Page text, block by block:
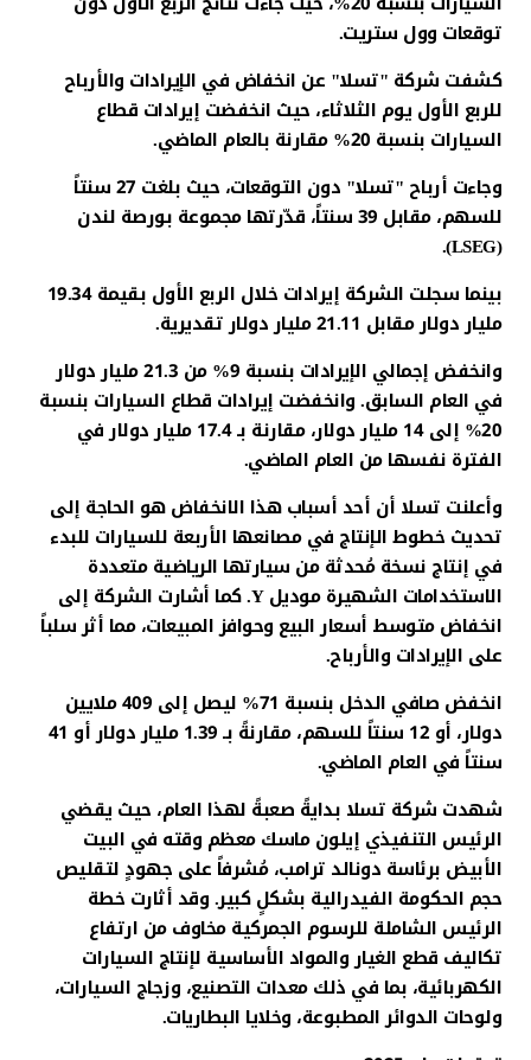
توقعات وول ستريت.
كشفت شركة "تسلا" عن انخفاض في الإيرادات والأرباح
للربع الأول يوم الثلاثاء، حيث انخفضت إيرادات قطاع
السيارات بنسبة 20% مقارنة بالعام الماضي.
وجاءت أرباح "تسلا" دون التوقعات، حيث بلغت 27 سنتاً
للسهم، مقابل 39 سنتاً، قدّرتها مجموعة بورصة لندن
(LSEG).
بينما سجلت الشركة إيرادات خلال الربع الأول بقيمة 19.34
مليار دولار مقابل 21.11 مليار دولار تقديرية.
وانخفض إجمالي الإيرادات بنسبة 9% من 21.3 مليار دولار
في العام السابق. وانخفضت إيرادات قطاع السيارات بنسبة
20% إلى 14 مليار دولار، مقارنة بـ 17.4 مليار دولار في
الفترة نفسها من العام الماضي.
وأعلنت تسلا أن أحد أسباب هذا الانخفاض هو الحاجة إلى
تحديث خطوط الإنتاج في مصانعها الأربعة للسيارات للبدء
في إنتاج نسخة مُحدثة من سيارتها الرياضية متعددة
الاستخدامات الشهيرة موديل Y. كما أشارت الشركة إلى
انخفاض متوسط ​​أسعار البيع وحوافز المبيعات، مما أثر سلباً
على الإيرادات والأرباح.
انخفض صافي الدخل بنسبة 71% ليصل إلى 409 ملايين
دولار، أو 12 سنتاً للسهم، مقارنةً بـ 1.39 مليار دولار أو 41
سنتاً في العام الماضي.
شهدت شركة تسلا بدايةً صعبةً لهذا العام، حيث يقضي
الرئيس التنفيذي إيلون ماسك معظم وقته في البيت
الأبيض برئاسة دونالد ترامب، مُشرفاً على جهودٍ لتقليص
حجم الحكومة الفيدرالية بشكلٍ كبير. وقد أثارت خطة
الرئيس الشاملة للرسوم الجمركية مخاوف من ارتفاع
تكاليف قطع الغيار والمواد الأساسية لإنتاج السيارات
الكهربائية، بما في ذلك معدات التصنيع، وزجاج السيارات،
ولوحات الدوائر المطبوعة، وخلايا البطاريات.